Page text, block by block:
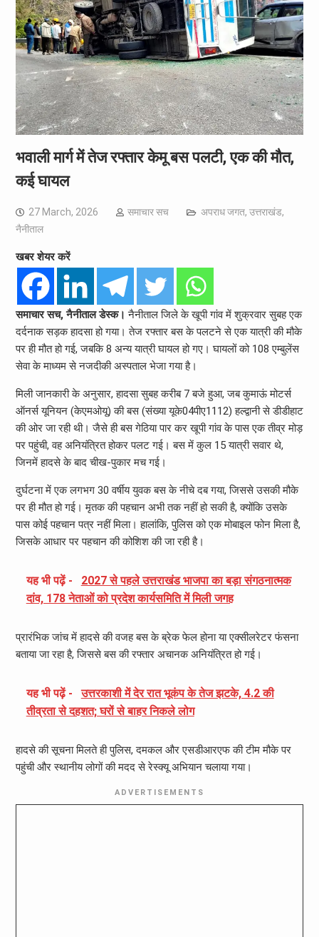
भवाली मार्ग में तेज रफ्तार केमू बस पलटी, एक की मौत,
कई घायल
27 March, 2026 समाचार सच अपराध जगत, उत्तराखंड,
नैनीताल
खबर शेयर करें
समाचार सच, नैनीताल डेस्क। नैनीताल जिले के खूपी गांव में शुक्रवार सुबह एक
दर्दनाक सड़क हादसा हो गया। तेज रफ्तार बस के पलटने से एक यात्री की मौके
पर ही मौत हो गई, जबकि 8 अन्य यात्री घायल हो गए। घायलों को 108 एम्बुलेंस
सेवा के माध्यम से नजदीकी अस्पताल भेजा गया है।
मिली जानकारी के अनुसार, हादसा सुबह करीब 7 बजे हुआ, जब कुमाऊं मोटर्स
ऑनर्स यूनियन (केएमओयू) की बस (संख्या यूके04पीए1112) हल्द्वानी से डीडीहाट
की ओर जा रही थी। जैसे ही बस गेठिया पार कर खूपी गांव के पास एक तीव्र मोड़
पर पहुंची, वह अनियंत्रित होकर पलट गई। बस में कुल 15 यात्री सवार थे,
जिनमें हादसे के बाद चीख-पुकार मच गई।
दुर्घटना में एक लगभग 30 वर्षीय युवक बस के नीचे दब गया, जिससे उसकी मौके
पर ही मौत हो गई। मृतक की पहचान अभी तक नहीं हो सकी है, क्योंकि उसके
पास कोई पहचान पत्र नहीं मिला। हालांकि, पुलिस को एक मोबाइल फोन मिला है,
जिसके आधार पर पहचान की कोशिश की जा रही है।
यह भी पढ़ें -
2027 से पहले उत्तराखंड भाजपा का बड़ा संगठनात्मक
दांव, 178 नेताओं को प्रदेश कार्यसमिति में मिली जगह
प्रारंभिक जांच में हादसे की वजह बस के ब्रेक फेल होना या एक्सीलरेटर फंसना
बताया जा रहा है, जिससे बस की रफ्तार अचानक अनियंत्रित हो गई।
यह भी पढ़ें -
उत्तरकाशी में देर रात भूकंप के तेज झटके, 4.2 की
तीव्रता से दहशत; घरों से बाहर निकले लोग
हादसे की सूचना मिलते ही पुलिस, दमकल और एसडीआरएफ की टीम मौके पर
पहुंची और स्थानीय लोगों की मदद से रेस्क्यू अभियान चलाया गया।
ADVERTISEMENTS